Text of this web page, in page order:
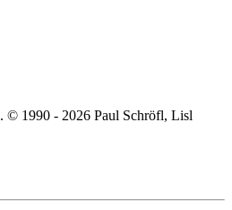
. © 1990 - 2026 Paul Schröfl, Lisl